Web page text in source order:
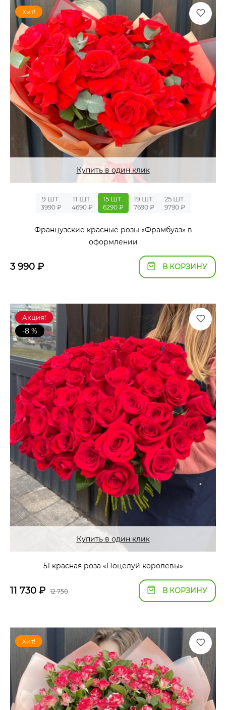
Хит!
Купить в один клик
9 ШТ.
3990 ₽
11 ШТ.
4690 ₽
15 ШТ.
6290 ₽
19 ШТ.
7690 ₽
25 ШТ.
9790 ₽
Французские красные розы «Фрамбуаз» в
оформлении
3 990 ₽ В КОРЗИНУ
Акция!
-8 %
Купить в один клик
51 красная роза «Поцелуй королевы»
11 730 ₽ 12 750 В КОРЗИНУ
Хит!